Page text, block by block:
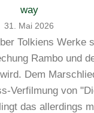
way
31. Mai 2026
Tolkiens Werke
Rambo und
Dem
Verfilmung von
das allerdings